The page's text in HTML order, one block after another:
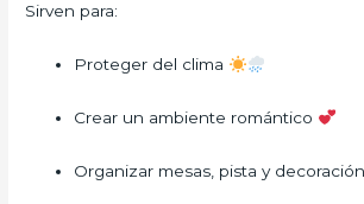
Sirven para:
Proteger del clima
Crear un ambiente romántico
Organizar mesas, pista y decoración